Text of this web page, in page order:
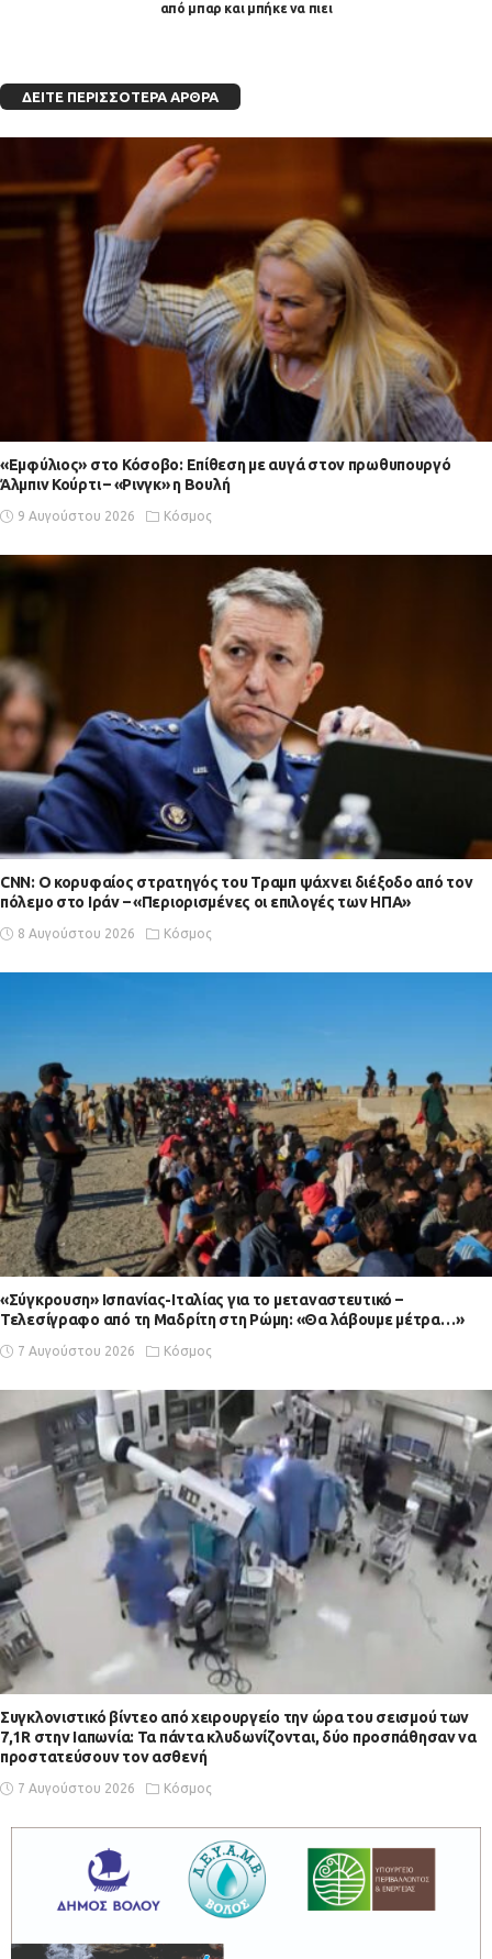
από μπαρ και μπήκε να πιει
ΔΕΊΤΕ ΠΕΡΙΣΣΌΤΕΡΑ ΆΡΘΡΑ
«Εμφύλιος» στο Κόσοβο: Επίθεση με αυγά στον πρωθυπουργό
Άλμπιν Κούρτι – «Ρινγκ» η Βουλή
9 Αυγούστου 2026 Κόσμος
CNN: Ο κορυφαίος στρατηγός του Τραμπ ψάχνει διέξοδο από τον
πόλεμο στο Ιράν – «Περιορισμένες οι επιλογές των ΗΠΑ»
8 Αυγούστου 2026 Κόσμος
«Σύγκρουση» Ισπανίας-Ιταλίας για το μεταναστευτικό –
Τελεσίγραφο από τη Μαδρίτη στη Ρώμη: «Θα λάβουμε μέτρα…»
7 Αυγούστου 2026 Κόσμος
Συγκλονιστικό βίντεο από χειρουργείο την ώρα του σεισμού των
7,1R στην Ιαπωνία: Τα πάντα κλυδωνίζονται, δύο προσπάθησαν να
προστατεύσουν τον ασθενή
7 Αυγούστου 2026 Κόσμος